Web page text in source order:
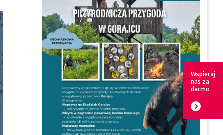
Wspieraj
nas za
darmo